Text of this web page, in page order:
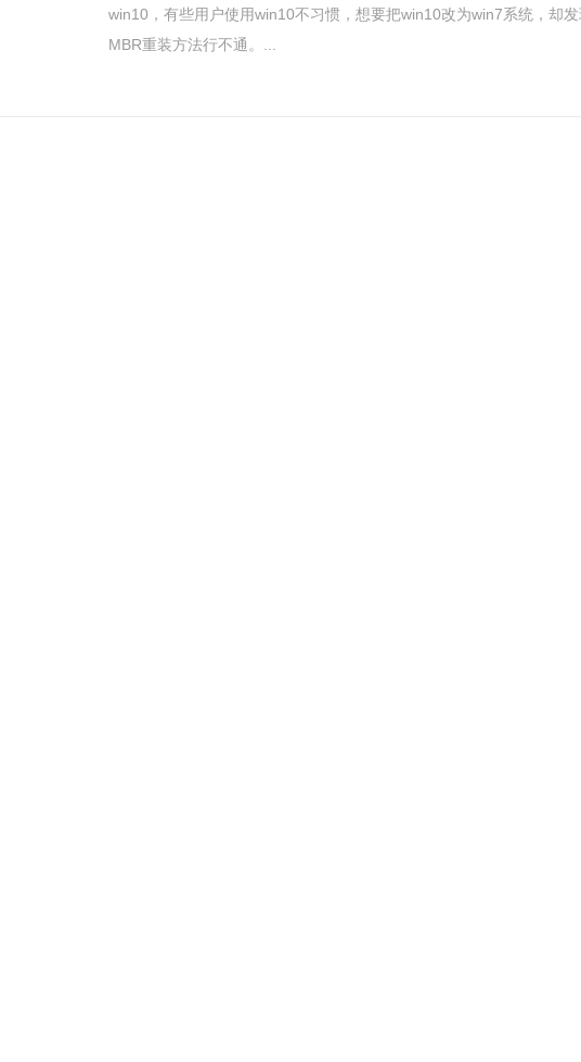
win10，有些用户使用win10不习惯，想要把win10改为win7系统，却
MBR重装方法行不通。...